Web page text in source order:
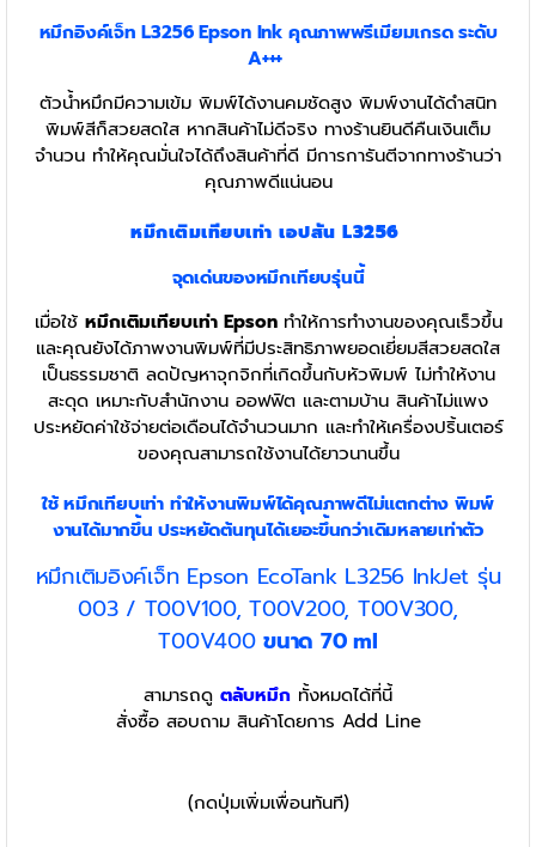
หมึกอิงค์เจ็ท L3256 Epson Ink คุณภาพพรีเมียมเกรด ระดับ
A+++
ตัวน้ำหมึกมีความเข้ม พิมพ์ได้งานคมชัดสูง พิมพ์งานได้ดำสนิท
พิมพ์สีก็สวยสดใส หากสินค้าไม่ดีจริง ทางร้านยินดีคืนเงินเต็ม
จำนวน ทำให้คุณมั่นใจได้ถึงสินค้าที่ดี มีการการันตีจากทางร้านว่า
คุณภาพดีแน่นอน
หมึกเติมเทียบเท่า เอปสัน L3256
จุดเด่นของหมึกเทียบรุ่นนี้
เมื่อใช้ หมึกเติมเทียบเท่า Epson ทำให้การทำงานของคุณเร็วขึ้น
และคุณยังได้ภาพงานพิมพ์ที่มีประสิทธิภาพยอดเยี่ยมสีสวยสดใส
เป็นธรรมชาติ ลดปัญหาจุกจิกที่เกิดขึ้นกับหัวพิมพ์ ไม่ทำให้งาน
สะดุด เหมาะกับสำนักงาน ออฟฟิต และตามบ้าน สินค้าไม่แพง
ประหยัดค่าใช้จ่ายต่อเดือนได้จำนวนมาก และทำให้เครื่องปริ้นเตอร์
ของคุณสามารถใช้งานได้ยาวนานขึ้น
ใช้ หมึกเทียบเท่า ทำให้งานพิมพ์ได้คุณภาพดีไม่แตกต่าง พิมพ์
งานได้มากขึ้น ประหยัดต้นทุนได้เยอะขึ้นกว่าเดิมหลายเท่าตัว
หมึกเติมอิงค์เจ็ท Epson EcoTank L3256 InkJet รุ่น
003 / T00V100, T00V200, T00V300,
T00V400ขนาด 70 ml
สามารถดู ตลับหมึก ทั้งหมดได้ที่นี้
สั่งซื้อ สอบถาม สินค้าโดยการ Add Line
(กดปุ่มเพิ่มเพื่อนทันที)